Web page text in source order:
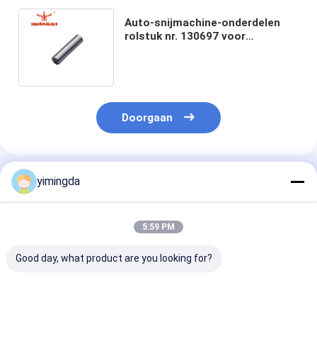
Auto-snijmachine-onderdelen
rolstuk nr. 130697 voor
Doorgaan
Geadviseerde Producten
yimingda
5:59 PM
Good day, what product are you looking for?